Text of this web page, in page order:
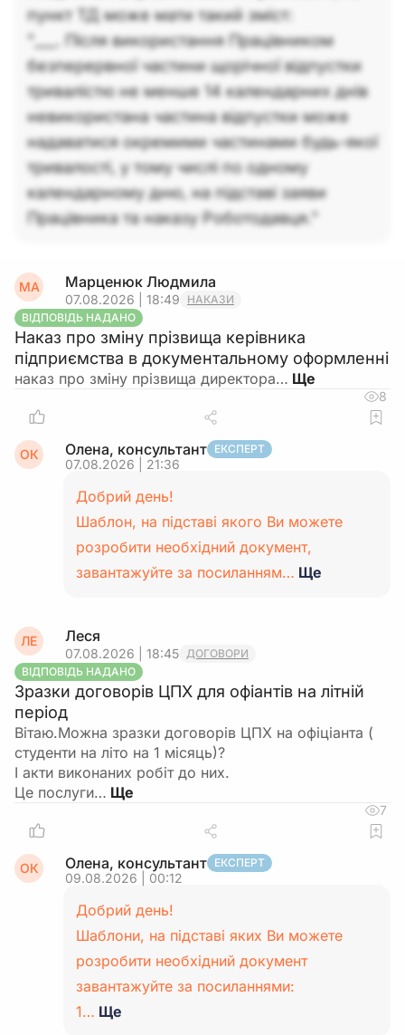
пункт ТД може мати такий зміст:
"___. Після використання Працівником
безперервної частини щорічної відпустки
тривалістю не менше 14 календарних днів
невикористана частина відпустки може
надаватися окремими частинами будь-якої
тривалості, у тому числі по одному
календарному дню, на підставі заяви
Працівника та наказу Роботодавця."
МА Марценюк Людмила
07.08.2026 | 18:49
НАКАЗИ
ВІДПОВІДЬ НАДАНО
Наказ про зміну прізвища керівника
підприємства в документальному оформленні
наказ про зміну прізвища директора…
8
ОК Олена, консультант ЕКСПЕРТ
07.08.2026 | 21:36
Добрий день!
Шаблон, на підставі якого Ви можете
розробити необхідний документ,
завантажуйте за посиланням… Ще
ЛЕ Леся
07.08.2026 | 18:45 ДОГОВОРИ
ВІДПОВІДЬ НАДАНО
Зразки договорів ЦПХ для офіантів на літній
період
Вітаю.Можна зразки договорів ЦПХ на офіціанта (
студенти на літо на 1 місяць)?
І акти виконаних робіт до них.
Це послуги…
7
ОК Олена, консультант ЕКСПЕРТ
09.08.2026 | 00:12
Добрий день!
Шаблони, на підставі яких Ви можете
розробити необхідний документ
завантажуйте за посиланнями:
1… Ще